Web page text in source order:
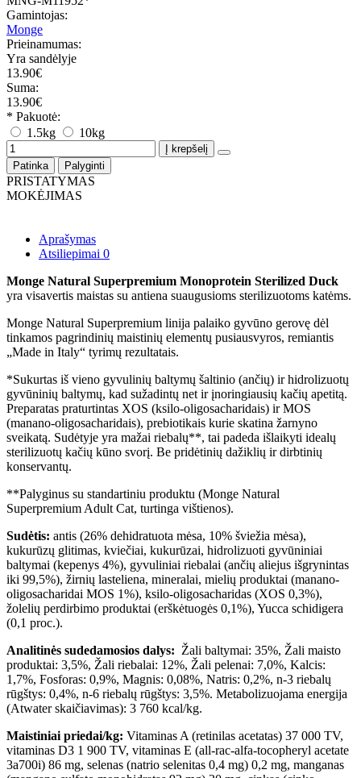
Gamintojas:
Monge
Prieinamumas:
Yra sandėlyje
13.90€
Suma:
13.90€
* Pakuotė:
1.5kg
10kg
Į krepšelį
Patinka
Palyginti
PRISTATYMAS
MOKĖJIMAS
Aprašymas
Atsiliepimai 0
Monge Natural Superpremium Monoprotein Sterilized Duck
yra visavertis maistas su antiena suaugusioms sterilizuotoms katėms.
Monge Natural Superpremium linija palaiko gyvūno gerovę dėl
tinkamos pagrindinių maistinių elementų pusiausvyros, remiantis
„Made in Italy“ tyrimų rezultatais.
*Sukurtas iš vieno gyvulinių baltymų šaltinio (ančių) ir hidrolizuotų
gyvūninių baltymų, kad sužadintų net ir įnoringiausių kačių apetitą.
Preparatas praturtintas XOS (ksilo-oligosacharidais) ir MOS
(manano-oligosacharidais), prebiotikais kurie skatina žarnyno
sveikatą. Sudėtyje yra mažai riebalų**, tai padeda išlaikyti idealų
sterilizuotų kačių kūno svorį. Be pridėtinių dažiklių ir dirbtinių
konservantų.
**Palyginus su standartiniu produktu (Monge Natural
Superpremium Adult Cat, turtinga vištienos).
Sudėtis: antis (26% dehidratuota mėsa, 10% šviežia mėsa),
kukurūzų glitimas, kviečiai, kukurūzai, hidrolizuoti gyvūniniai
baltymai (kepenys 4%), gyvuliniai riebalai (ančių aliejus išgrynintas
iki 99,5%), žirnių lasteliena, mineralai, mielių produktai (manano-
oligosacharidai MOS 1%), ksilo-oligosacharidas (XOS 0,3%),
žolelių perdirbimo produktai (erškėtuogės 0,1%), Yucca schidigera
(0,1 proc.).
Analitinės sudedamosios dalys: Žali baltymai: 35%, Žali maisto
produktai: 3,5%, Žali riebalai: 12%, Žali pelenai: 7,0%, Kalcis:
1,7%, Fosforas: 0,9%, Magnis: 0,08%, Natris: 0,2%, n-3 riebalų
rūgštys: 0,4%, n-6 riebalų rūgštys: 3,5%. Metabolizuojama energija
(Atwater skaičiavimas): 3 760 kcal/kg.
Maistiniai priedai/kg: Vitaminas A (retinilas acetatas) 37 000 TV,
vitaminas D3 1 900 TV, vitaminas E (all-rac-alfa-tocopheryl acetate
3a700i) 86 mg, selenas (natrio selenitas 0,4 mg) 0,2 mg, manganas